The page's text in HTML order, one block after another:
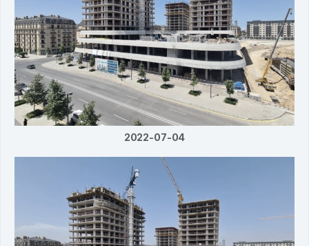
2022-07-04